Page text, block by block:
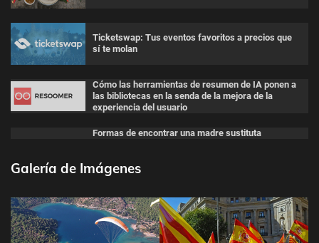
Ticketswap: Tus eventos favoritos a precios que
sí te molan
Cómo las herramientas de resumen de IA ponen a
las bibliotecas en la senda de la mejora de la
experiencia del usuario
Formas de encontrar una madre sustituta
Galería de Imágenes